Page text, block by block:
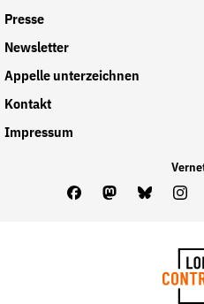
Presse
Newsletter
Appelle unterzeichnen
Kontakt
Impressum
FacebookMastodon
Bluesky